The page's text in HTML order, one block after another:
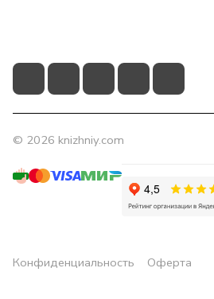
© 2026 knizhniy.com
Конфиденциальность Оферта